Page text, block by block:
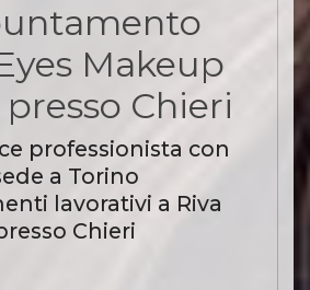
Makeup
presso Chieri
professionista con
a Torino
lavorativi a Riva
Chieri